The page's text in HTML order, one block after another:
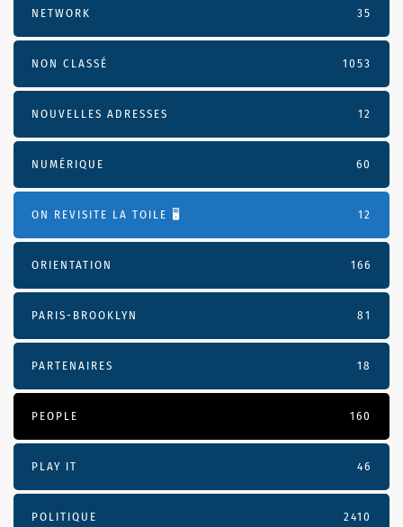
NETWORK 35
NON CLASSÉ 1053
NOUVELLES ADRESSES 12
NUMÉRIQUE 60
ON REVISITE LA TOILE 🖥️ 12
ORIENTATION 166
PARIS-BROOKLYN 81
PARTENAIRES 18
PEOPLE 160
PLAY IT 46
POLITIQUE 2410